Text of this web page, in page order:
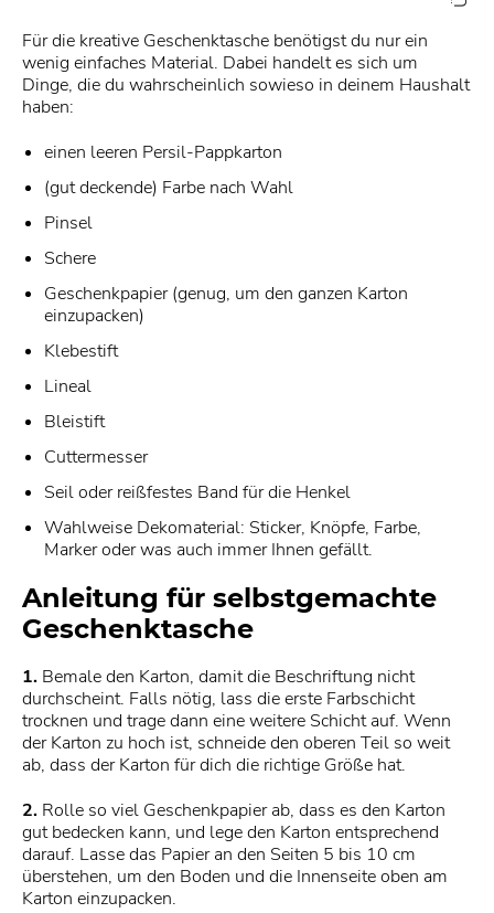
Für die kreative Geschenktasche benötigst du nur ein
wenig einfaches Material. Dabei handelt es sich um
Dinge, die du wahrscheinlich sowieso in deinem Haushalt
haben:
einen leeren Persil-Pappkarton
(gut deckende) Farbe nach Wahl
Pinsel
Schere
Geschenkpapier (genug, um den ganzen Karton
einzupacken)
Klebestift
Lineal
Bleistift
Cuttermesser
Seil oder reißfestes Band für die Henkel
Wahlweise Dekomaterial: Sticker, Knöpfe, Farbe,
Marker oder was auch immer Ihnen gefällt.
Anleitung für selbstgemachte
Geschenktasche
1. Bemale den Karton, damit die Beschriftung nicht
durchscheint. Falls nötig, lass die erste Farbschicht
trocknen und trage dann eine weitere Schicht auf. Wenn
der Karton zu hoch ist, schneide den oberen Teil so weit
ab, dass der Karton für dich die richtige Größe hat.
2. Rolle so viel Geschenkpapier ab, dass es den Karton
gut bedecken kann, und lege den Karton entsprechend
darauf. Lasse das Papier an den Seiten 5 bis 10 cm
überstehen, um den Boden und die Innenseite oben am
Karton einzupacken.